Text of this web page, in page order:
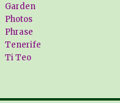
Garden
Photos
Phrase
Tenerife
Ti Teo